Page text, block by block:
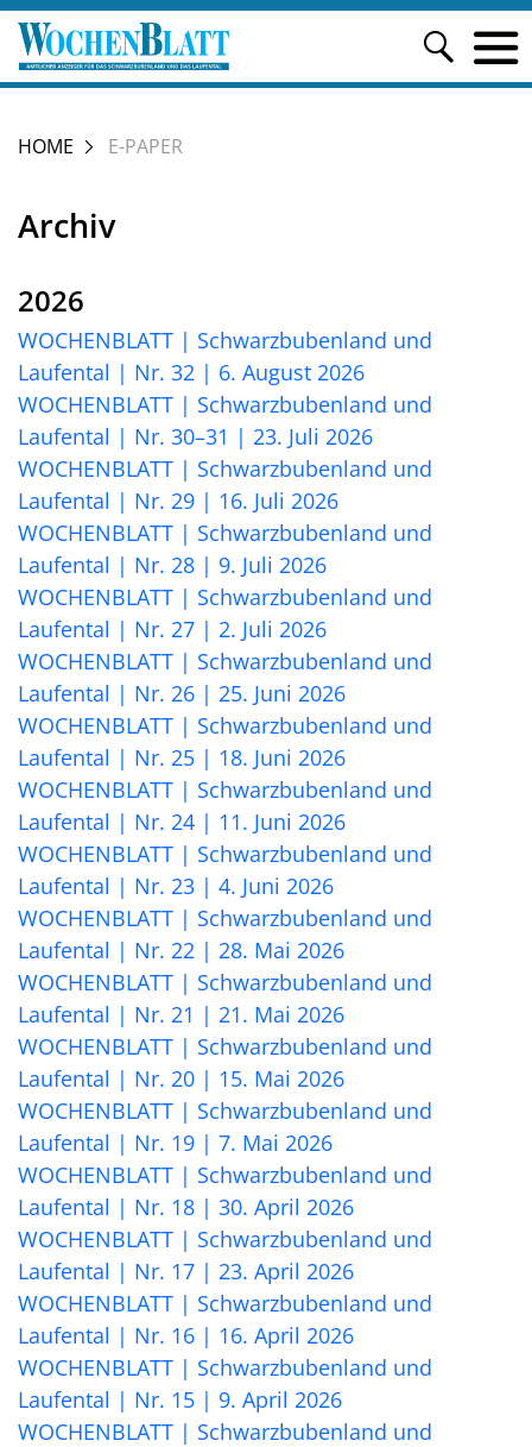
HOME E-PAPER
Archiv
2026
WOCHENBLATT | Schwarzbubenland und
Laufental | Nr. 32 | 6. August 2026
WOCHENBLATT | Schwarzbubenland und
Laufental | Nr. 30–31 | 23. Juli 2026
WOCHENBLATT | Schwarzbubenland und
Laufental | Nr. 29 | 16. Juli 2026
WOCHENBLATT | Schwarzbubenland und
Laufental | Nr. 28 | 9. Juli 2026
WOCHENBLATT | Schwarzbubenland und
Laufental | Nr. 27 | 2. Juli 2026
WOCHENBLATT | Schwarzbubenland und
Laufental | Nr. 26 | 25. Juni 2026
WOCHENBLATT | Schwarzbubenland und
Laufental | Nr. 25 | 18. Juni 2026
WOCHENBLATT | Schwarzbubenland und
Laufental | Nr. 24 | 11. Juni 2026
WOCHENBLATT | Schwarzbubenland und
Laufental | Nr. 23 | 4. Juni 2026
WOCHENBLATT | Schwarzbubenland und
Laufental | Nr. 22 | 28. Mai 2026
WOCHENBLATT | Schwarzbubenland und
Laufental | Nr. 21 | 21. Mai 2026
WOCHENBLATT | Schwarzbubenland und
Laufental | Nr. 20 | 15. Mai 2026
WOCHENBLATT | Schwarzbubenland und
Laufental | Nr. 19 | 7. Mai 2026
WOCHENBLATT | Schwarzbubenland und
Laufental | Nr. 18 | 30. April 2026
WOCHENBLATT | Schwarzbubenland und
Laufental | Nr. 17 | 23. April 2026
WOCHENBLATT | Schwarzbubenland und
Laufental | Nr. 16 | 16. April 2026
WOCHENBLATT | Schwarzbubenland und
Laufental | Nr. 15 | 9. April 2026
WOCHENBLATT | Schwarzbubenland und